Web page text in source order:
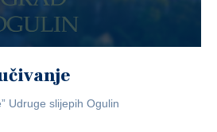
Udruge slijepih Ogulin